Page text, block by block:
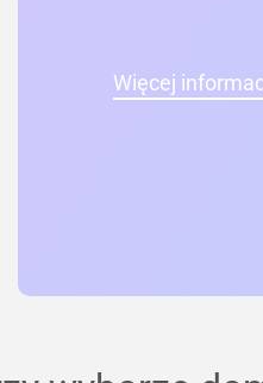
Więcej